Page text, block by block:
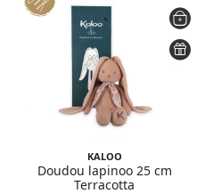
KALOO
Doudou lapinoo 25 cm
Terracotta